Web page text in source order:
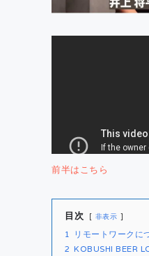
前半はこちら
目次 非表示
1 リモートワークに
2 KOBUSHI BEER